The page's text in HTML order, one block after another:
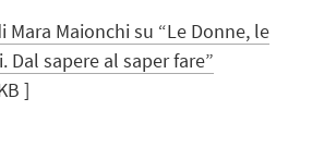
Mara Maionchi su “Le Donne, le
Dal sapere al saper fare”
]